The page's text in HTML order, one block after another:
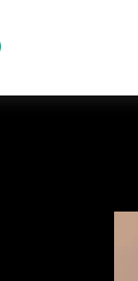
پشتیبانی بله